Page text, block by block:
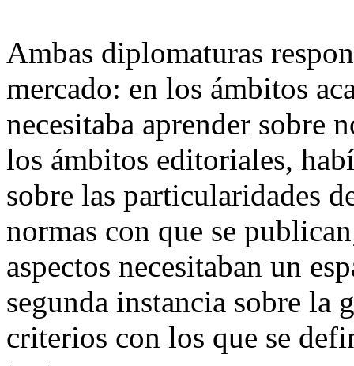
Ambas diplomaturas
mercado: en los ámbitos
necesitaba aprender sobre
los ámbitos editoriales,
sobre las particularidades
normas con que se
aspectos necesitaban un
segunda instancia sobre la
criterios con los que se